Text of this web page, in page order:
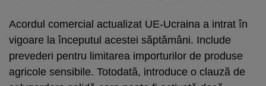
Acordul comercial actualizat UE-Ucraina a intrat în
vigoare la începutul acestei săptămâni. Include
prevederi pentru limitarea importurilor de produse
agricole sensibile. Totodată, introduce o clauză de